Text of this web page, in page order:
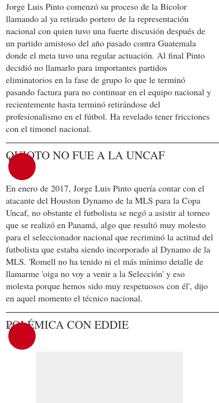
Jorge Luis Pinto comenzó su proceso de la Bicolor
llamando al ya retirado portero de la representación
nacional con quien tuvo una fuerte discusión después de
un partido amistoso del año pasado contra Guatemala
donde el meta tuvo una regular actuación. Al final Pinto
decidió no llamarlo para importantes partidos
eliminatorios en la fase de grupo lo que le terminó
pasando factura para no continuar en el equipo nacional y
recientemente hasta terminó retirándose del
profesionalismo en el fútbol. Ha revelado tener fricciones
con el timonel nacional.
8
QUIOTO NO FUE A LA UNCAF
En enero de 2017, Jorge Luis Pinto quería contar con el
atacante del Houston Dynamo de la MLS para la Copa
Uncaf, no obstante el futbolista se negó a asistir al torneo
que se realizó en Panamá, algo que resultó muy molesto
para el seleccionador nacional que recriminó la actitud del
futbolista que estaba siendo incorporado al Dynamo de la
MLS. 'Romell no ha tenido ni el más mínimo detalle de
llamarme 'oiga no voy a venir a la Selección' y eso
molesta porque hemos sido muy respetuosos con él', dijo
en aquel momento el técnico nacional.
9
POLÉMICA CON EDDIE